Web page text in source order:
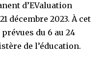
d’EValuation
décembre 2023. À cet
du 6 au 24
de l’éducation.